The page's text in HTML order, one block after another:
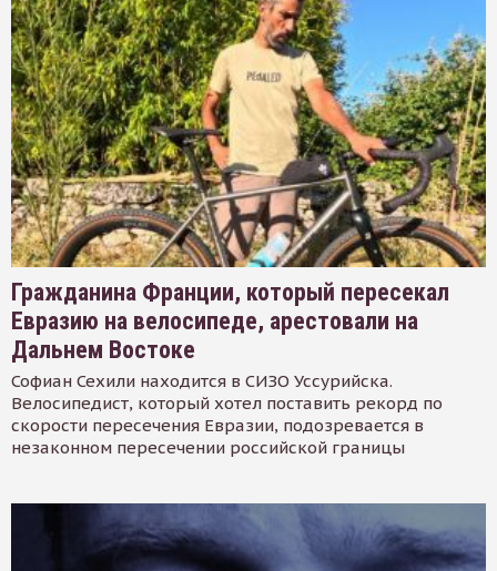
Гражданина Франции, который пересекал
Евразию на велосипеде, арестовали на
Дальнем Востоке
Софиан Сехили находится в СИЗО Уссурийска.
Велосипедист, который хотел поставить рекорд по
скорости пересечения Евразии, подозревается в
незаконном пересечении российской границы